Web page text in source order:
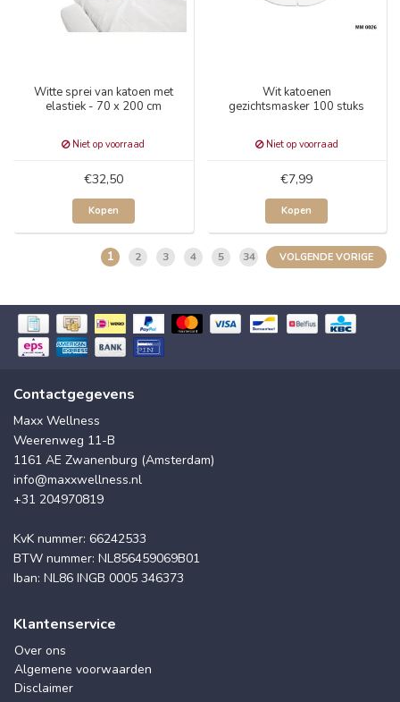
Witte sprei van katoen met
elastiek - 70 x 200 cm
Niet op voorraad
€32,50
Kopen
Wit katoenen
gezichtsmasker 100 stuks
Niet op voorraad
€7,99
Kopen
1 2 3 4 5 34 VOLGENDE VORIGE
Contactgegevens
Maxx Wellness
Weerenweg 11-B
1161 AE Zwanenburg (Amsterdam)
info@maxxwellness.nl
+31 204970819
KvK nummer: 66242533
BTW nummer: NL856459069B01
Iban: NL86 INGB 0005 346373
Klantenservice
Over ons
Algemene voorwaarden
Disclaimer